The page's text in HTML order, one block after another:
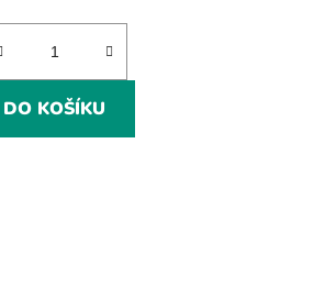
DO KOŠÍKU